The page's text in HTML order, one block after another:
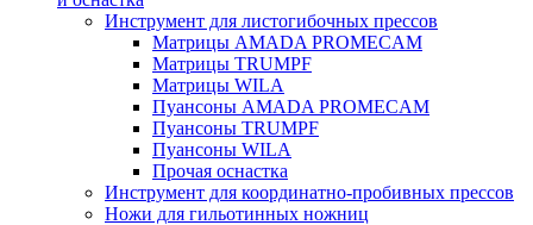
Инструмент для листогибочных прессов
Матрицы AMADA PROMECAM
Матрицы TRUMPF
Матрицы WILA
Пуансоны AMADA PROMECAM
Пуансоны TRUMPF
Пуансоны WILA
Прочая оснастка
Инструмент для координатно-пробивных прессов
Ножи для гильотинных ножниц